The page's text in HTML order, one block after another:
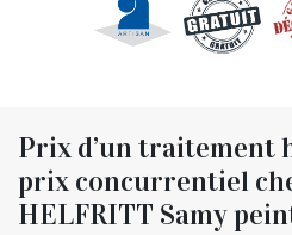
Prix d’un traitement
prix concurrentiel
HELFRITT Samy